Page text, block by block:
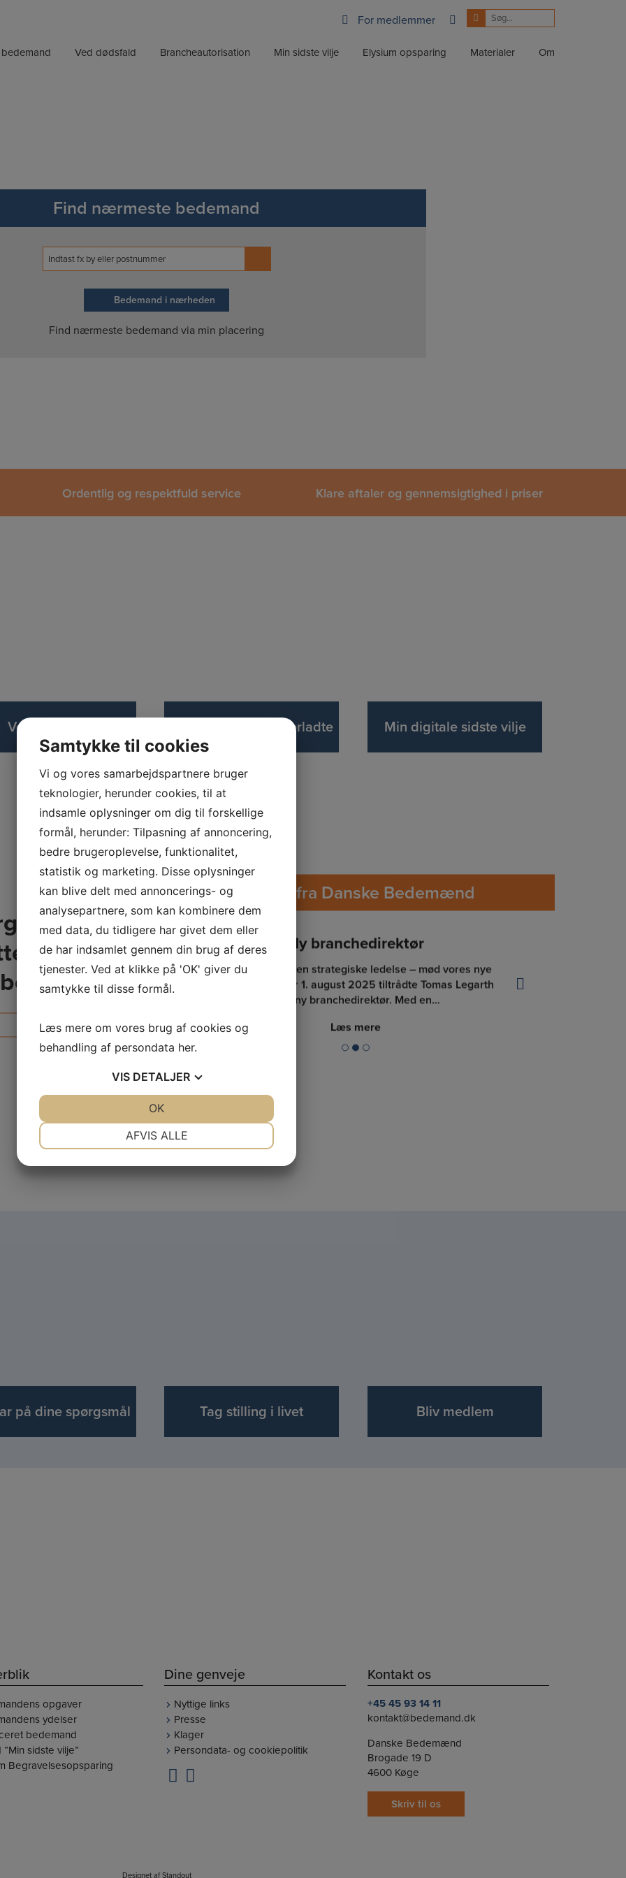
For medlemmer
Ved dødsfald Brancheautorisation Min sidste vilje Elysium opsparing Materialer Om
Find nærmeste bedemand
Search
for:
Bedemand i nærheden
Find nærmeste bedemand via min placering
Ordentlig og respektfuld service Klare aftaler og gennemsigtighed i priser
Ved dødsfald Opsparing til de efterladte Min digitale sidste vilje
om
eller
Aktuelt fra Danske Bedemænd
søge om begravelseshjælp
Udbetaling Danmark, der
ansøgningen foregår digitalt.
mere
Ny branchedirektør
Med fokus på den strategiske ledelse – mød vores nye
branchedirektør 1. august 2025 tiltrådte Tomas Legarth
som ny branchedirektør. Med en…
Læs mere
på dine spørgsmål Tag stilling i livet Bliv medlem
opgaver
ydelser
bedemand
“Min sidste vilje”
Begravelsesopsparing
Dine genveje
Nyttige links
Presse
Klager
Persondata- og cookiepolitik
Kontakt os
+45 45 93 14 11
kontakt@bedemand.dk
Danske Bedemænd
Brogade 19 D
4600 Køge
Skriv til os
Designet af Standout
Samtykke til cookies
Vi og vores samarbejdspartnere bruger
teknologier, herunder cookies, til at
indsamle oplysninger om dig til forskellige
formål, herunder: Tilpasning af annoncering,
bedre brugeroplevelse, funktionalitet,
statistik og marketing. Disse oplysninger
kan blive delt med annoncerings- og
analysepartnere, som kan kombinere dem
med data, du tidligere har givet dem eller
de har indsamlet gennem din brug af deres
tjenester. Ved at klikke på 'OK' giver du
samtykke til disse formål.
Læs mere om vores brug af cookies og
behandling af persondata her.
VIS DETALJER
AFVIS ALLE
OK